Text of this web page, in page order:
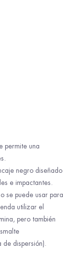
permite una
negro diseñado
e impactantes.
se puede usar para
utilizar el
pero también
de dispersión).